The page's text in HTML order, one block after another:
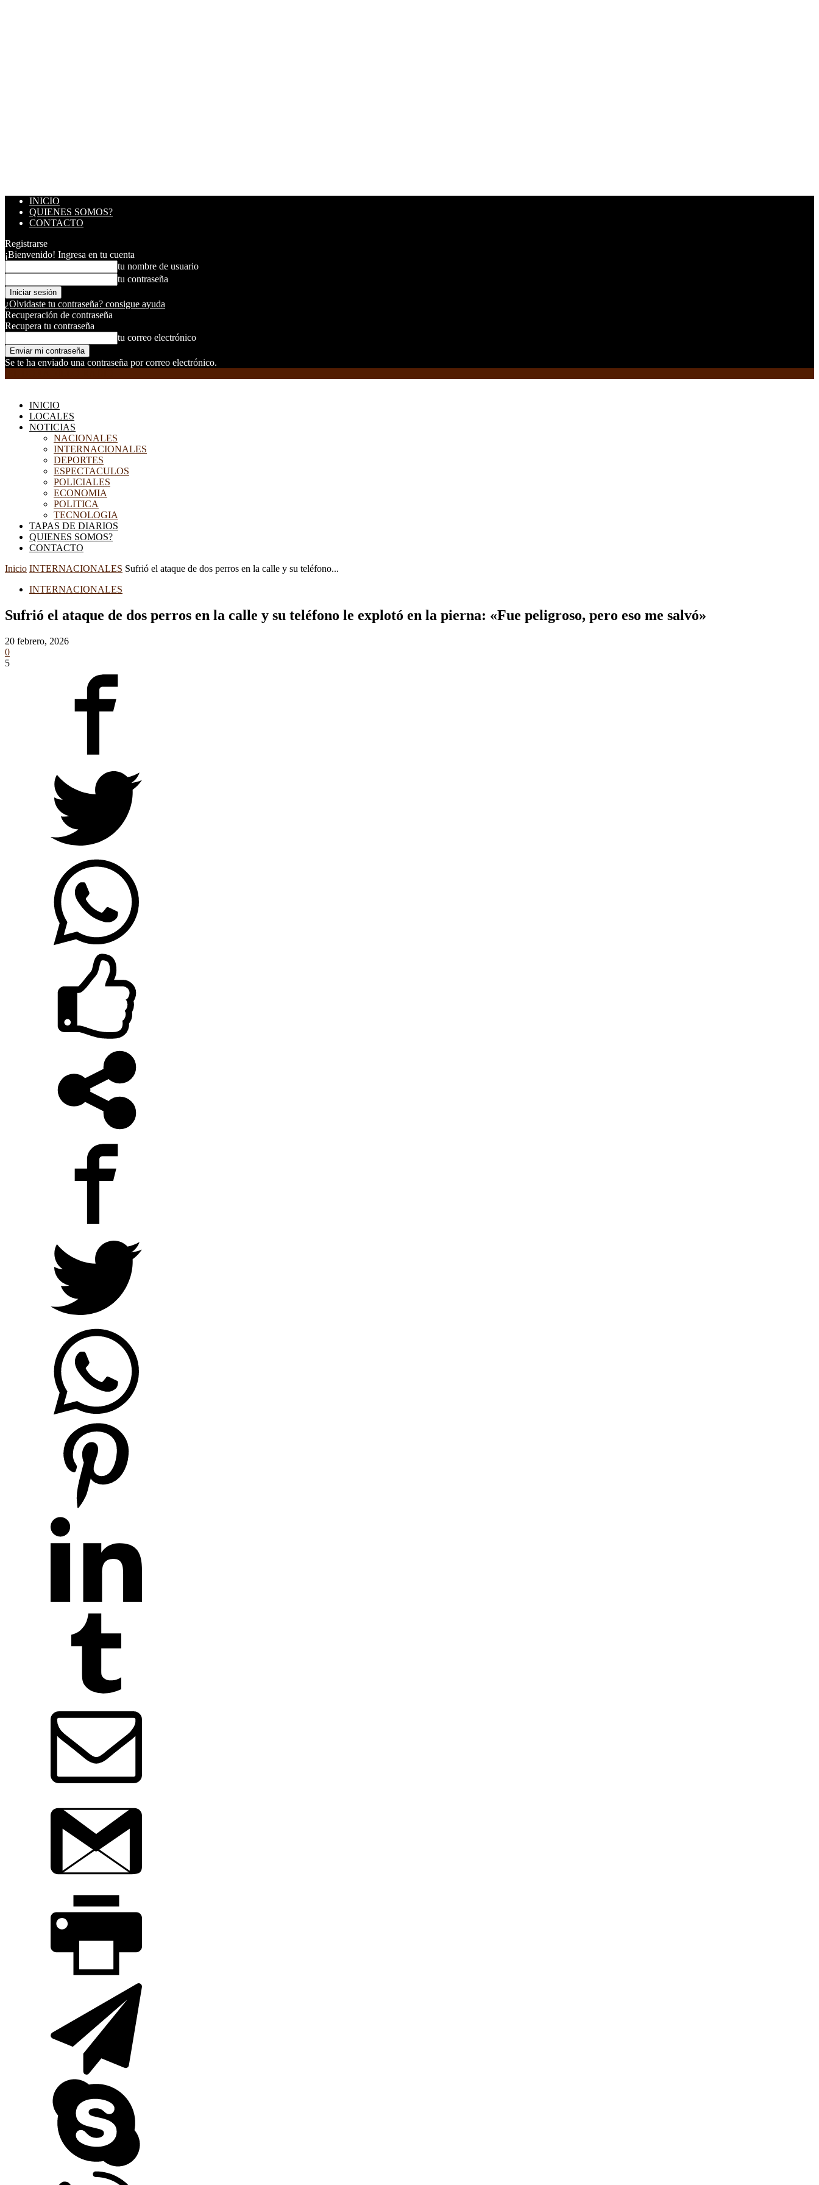
INICIO
QUIENES SOMOS?
CONTACTO
Registrarse
¡Bienvenido! Ingresa en tu cuenta
tu nombre de usuario
tu contraseña
¿Olvidaste tu contraseña? consigue ayuda
Recuperación de contraseña
Recupera tu contraseña
tu correo electrónico
Se te ha enviado una contraseña por correo electrónico.
INICIO
LOCALES
NOTICIAS
NACIONALES
INTERNACIONALES
DEPORTES
ESPECTACULOS
POLICIALES
ECONOMIA
POLITICA
TECNOLOGIA
TAPAS DE DIARIOS
QUIENES SOMOS?
CONTACTO
Inicio INTERNACIONALES Sufrió el ataque de dos perros en la calle y su teléfono...
INTERNACIONALES
Sufrió el ataque de dos perros en la calle y su teléfono le explotó en la pierna: «Fue peligroso, pero eso me salvó»
20 febrero, 2026
0
5